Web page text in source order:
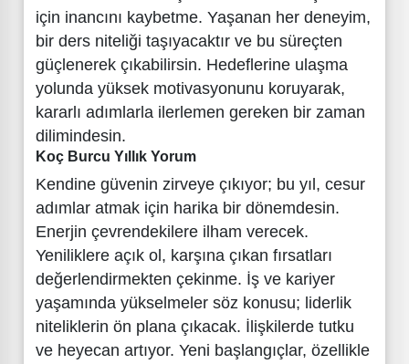
için inancını kaybetme. Yaşanan her deneyim,
bir ders niteliği taşıyacaktır ve bu süreçten
güçlenerek çıkabilirsin. Hedeflerine ulaşma
yolunda yüksek motivasyonunu koruyarak,
kararlı adımlarla ilerlemen gereken bir zaman
dilimindesin.
Koç Burcu Yıllık Yorum
Kendine güvenin zirveye çıkıyor; bu yıl, cesur
adımlar atmak için harika bir dönemdesin.
Enerjin çevrendekilere ilham verecek.
Yeniliklere açık ol, karşına çıkan fırsatları
değerlendirmekten çekinme. İş ve kariyer
yaşamında yükselmeler söz konusu; liderlik
niteliklerin ön plana çıkacak. İlişkilerde tutku
ve heyecan artıyor. Yeni başlangıçlar, özellikle